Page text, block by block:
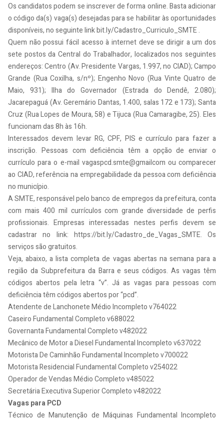
Os candidatos podem se inscrever de forma online. Basta adicionar
o código da(s) vaga(s) desejadas para se habilitar às oportunidades
disponíveis, no seguinte link bit.ly/Cadastro_Curriculo_SMTE .
Quem não possui fácil acesso à internet deve se dirigir a um dos
sete postos da Central do Trabalhador, localizados nos seguintes
endereços: Centro (Av. Presidente Vargas, 1.997, no CIAD); Campo
Grande (Rua Coxilha, s/nº); Engenho Novo (Rua Vinte Quatro de
Maio, 931); Ilha do Governador (Estrada do Dendê, 2.080);
Jacarepaguá (Av. Geremário Dantas, 1.400, salas 172 e 173); Santa
Cruz (Rua Lopes de Moura, 58) e Tijuca (Rua Camaragibe, 25). Eles
funcionam das 8h às 16h.
Interessados devem levar RG, CPF, PIS e currículo para fazer a
inscrição. Pessoas com deficiência têm a opção de enviar o
currículo para o e-mail vagaspcd.smte@gmailcom ou comparecer
ao CIAD, referência na empregabilidade da pessoa com deficiência
no município.
A SMTE, responsável pelo banco de empregos da prefeitura, conta
com mais 400 mil currículos com grande diversidade de perfis
profissionais. Empresas interessadas nestes perfis devem se
cadastrar no link: https://bit.ly/Cadastro_de_Vagas_SMTE. Os
serviços são gratuitos.
Veja, abaixo, a lista completa de vagas abertas na semana para a
região da Subprefeitura da Barra e seus códigos. As vagas têm
códigos abertos pela letra “v”. Já as vagas para pessoas com
deficiência têm códigos abertos por “pcd”.
Atendente de Lanchonete Médio Incompleto v764022
Caseiro Fundamental Completo v688022
Governanta Fundamental Completo v482022
Mecânico de Motor a Diesel Fundamental Incompleto v637022
Motorista De Caminhão Fundamental Incompleto v700022
Motorista Residencial Fundamental Completo v254022
Operador de Vendas Médio Completo v485022
Secretária Executiva Superior Completo v482022
Vagas para PCD
Técnico de Manutenção de Máquinas Fundamental Incompleto